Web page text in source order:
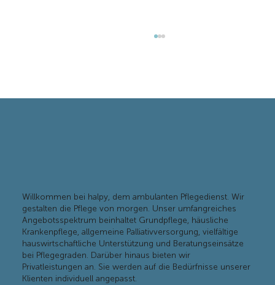
Willkommen bei halpy, dem ambulanten Pflegedienst. Wir
gestalten die Pflege von morgen. Unser umfangreiches
Angebotsspektrum beinhaltet Grundpflege, häusliche
Krankenpflege, allgemeine Palliativversorgung, vielfältige
hauswirtschaftliche Unterstützung und Beratungseinsätze
bei Pflegegraden. Darüber hinaus bieten wir
Privatleistungen an. Sie werden auf die Bedürfnisse unserer
Klienten individuell angepasst.